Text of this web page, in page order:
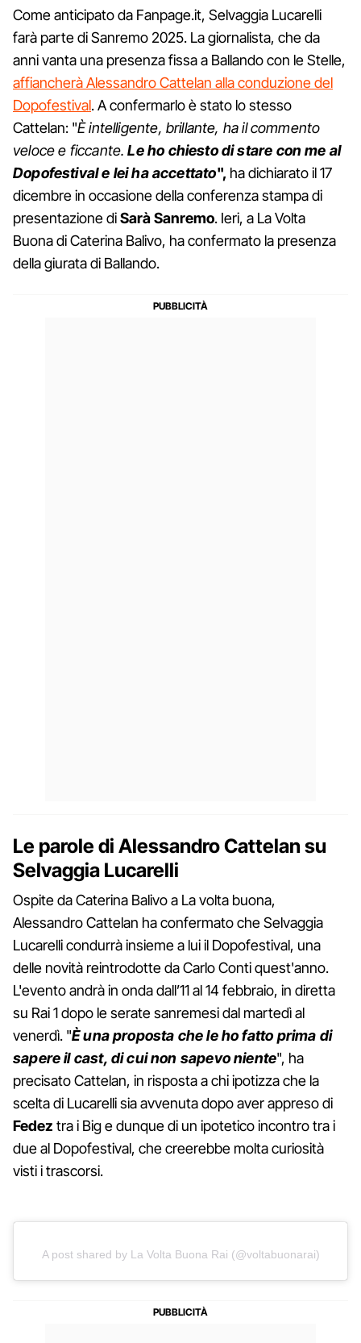
Come anticipato da Fanpage.it, Selvaggia Lucarelli
farà parte di Sanremo 2025. La giornalista, che da
anni vanta una presenza fissa a Ballando con le Stelle,
affiancherà Alessandro Cattelan alla conduzione del
Dopofestival. A confermarlo è stato lo stesso
Cattelan: "È intelligente, brillante, ha il commento
veloce e ficcante.Le ho chiesto di stare con me al
Dopofestival e lei ha accettato", ha dichiarato il 17
dicembre in occasione della conferenza stampa di
presentazione diSarà Sanremo. Ieri, a La Volta
Buona di Caterina Balivo, ha confermato la presenza
della giurata di Ballando.
Le parole di Alessandro Cattelan su
Selvaggia Lucarelli
Ospite da Caterina Balivo a La volta buona,
Alessandro Cattelan ha confermato che Selvaggia
Lucarelli condurrà insieme a lui il Dopofestival, una
delle novità reintrodotte da Carlo Conti quest'anno.
L'evento andrà in onda dall’11 al 14 febbraio, in diretta
su Rai 1 dopo le serate sanremesi dal martedì al
venerdì. "È una proposta che le ho fatto prima di
sapere il cast, di cui non sapevo niente", ha
precisato Cattelan, in risposta a chi ipotizza che la
scelta di Lucarelli sia avvenuta dopo aver appreso di
Fedez tra i Big e dunque di un ipotetico incontro tra i
due al Dopofestival, che creerebbe molta curiosità
visti i trascorsi.
A post shared by La Volta Buona Rai (@voltabuonarai)